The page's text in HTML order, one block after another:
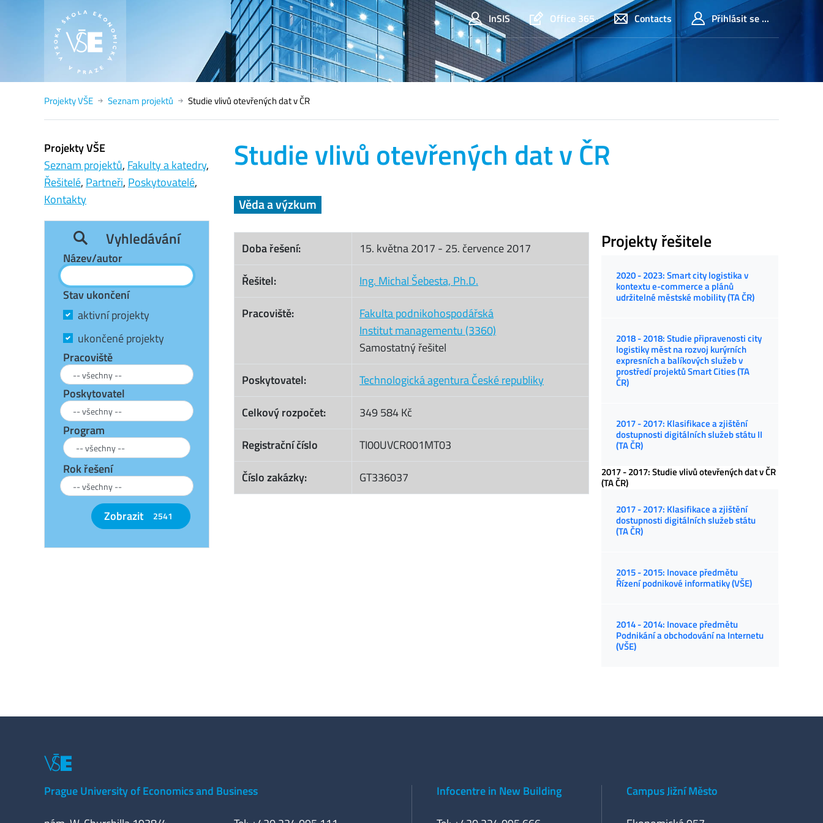
InSIS Office 365 Contacts Přihlásit se ...
Projekty VŠE Seznam projektů Studie vlivů otevřených dat v ČR
Studie vlivů otevřených dat v ČR
Věda a výzkum
Doba řešení: 15. května 2017 - 25. července 2017
Řešitel:
Ing. Michal Šebesta, Ph.D.
Pracoviště:
Fakulta podnikohospodářská
Institut managementu (3360)
Samostatný řešitel
Poskytovatel:
Technologická agentura České republiky
Celkový rozpočet:
349 584 Kč
Registrační číslo
TI00UVCR001MT03
Číslo zakázky:
GT336037
Projekty řešitele
2020 - 2023: Smart city logistika v
kontextu e-commerce a plánů
udržitelné městské mobility (TA ČR)
2018 - 2018: Studie připravenosti city
logistiky měst na rozvoj kurýrních
expresních a balíkových služeb v
prostředí projektů Smart Cities (TA
ČR)
2017 - 2017: Klasifikace a zjištění
dostupnosti digitálních služeb státu II
(TA ČR)
2017 - 2017: Studie vlivů otevřených dat v ČR
(TA ČR)
2017 - 2017: Klasifikace a zjištění
dostupnosti digitálních služeb státu
(TA ČR)
2015 - 2015: Inovace předmětu
Řízení podnikové informatiky (VŠE)
2014 - 2014: Inovace předmětu
Podnikání a obchodování na Internetu
(VŠE)
Projekty VŠE
Seznam projektů, Fakulty a katedry,
Řešitelé, Partneři, Poskytovatelé,
Kontakty
Vyhledávání
Název/autor
Stav ukončení
aktivní projekty
ukončené projekty
Pracoviště
Poskytovatel
Program
Rok řešení
Zobrazit 2541
Prague University of Economics and Business
Infocentre in New Building
Campus Jižní Město